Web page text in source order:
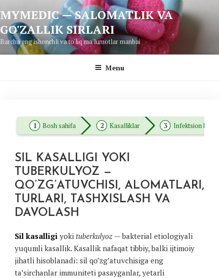
to
content
MYMEDIC — SALOMATLIK VA
GO'ZALLIK SIRLARI
Barcha eng ishonchli va to'liq ma'lumotlar manbai
Menu
Bosh sahifa Kasalliklar Infektsion
SIL KASALLIGI YOKI
TUBERKULYOZ —
QO’ZG’ATUVCHISI, ALOMATLARI,
TURLARI, TASHXISLASH VA
DAVOLASH
Sil kasalligi yoki tuberkulyoz — bakterial etiologiyali
yuqumli kasallik. Kasallik nafaqat tibbiy, balki ijtimoiy
jihatli hisoblanadi: sil qo’zg’atuvchisiga eng
ta’sirchanlar immuniteti pasayganlar, yetarli